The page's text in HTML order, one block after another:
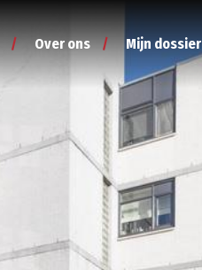
Over ons Mijn dossier